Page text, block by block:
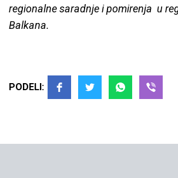
regionalne saradnje i pomirenja u
Balkana.
PODELI: